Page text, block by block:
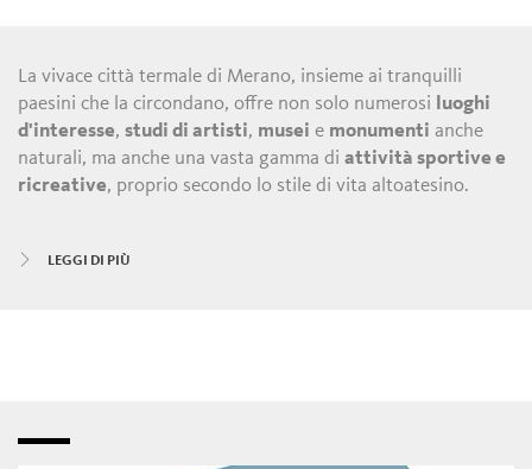
La vivace città termale di Merano, insieme ai tranquilli
paesini che la circondano, offre non solo numerosi
luoghi
d'interesse,studi di artisti, musei e monumenti anche
naturali, ma anche una vasta gamma diattività sportive e
ricreative, proprio secondo lo stile di vita altoatesino.
l'anno: di giorno, nelle vie storiche e lungo le vie dello
LEGGI DI PIÙ